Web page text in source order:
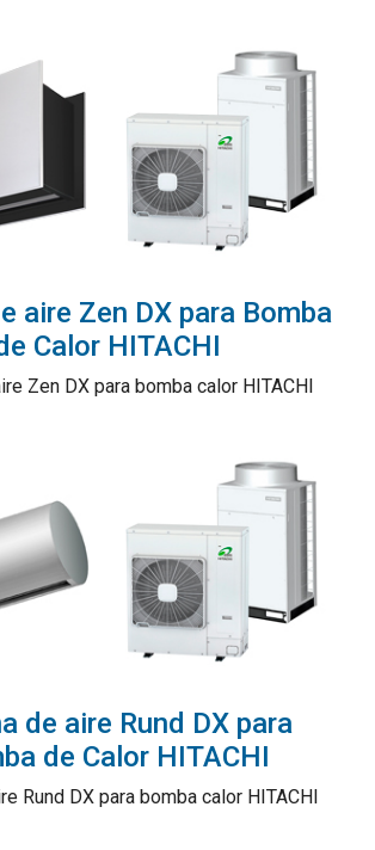
aire Zen DX para Bomba
Calor HITACHI
Zen DX para bomba calor HITACHI
de aire Rund DX para
de Calor HITACHI
Rund DX para bomba calor HITACHI